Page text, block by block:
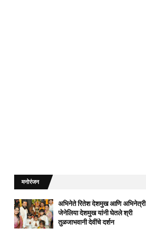
मनोरंजन
अभिनेते रितेश देशमुख आणि अभिनेत्री
जेनेलिया देशमुख यांनी घेतले श्री
तुळजाभवानी देवींचे दर्शन